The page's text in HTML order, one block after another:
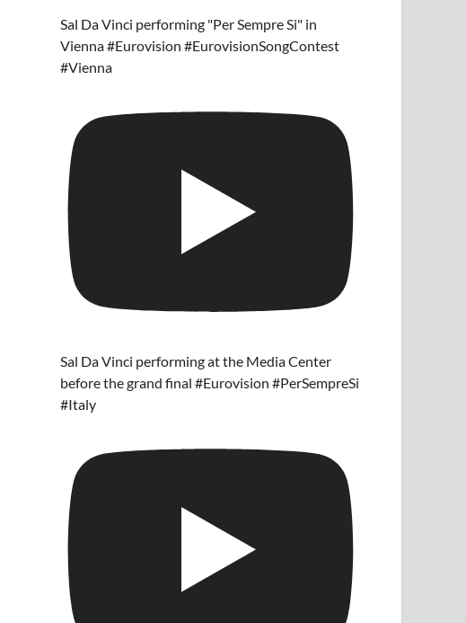
Sal Da Vinci performing "Per Sempre Si" in
Vienna #Eurovision #EurovisionSongContest
#Vienna
Sal Da Vinci performing at the Media Center
before the grand final #Eurovision #PerSempreSi
#Italy